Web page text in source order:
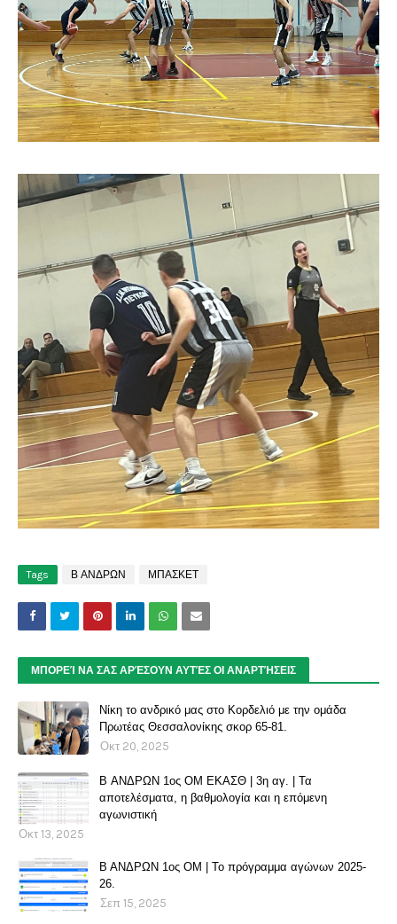
Tags Β ΑΝΔΡΩΝ ΜΠΑΣΚΕΤ
ΜΠΟΡΕΊ ΝΑ ΣΑΣ ΑΡΈΣΟΥΝ ΑΥΤΈΣ ΟΙ ΑΝΑΡΤΉΣΕΙΣ
Νίκη το ανδρικό μας στο Κορδελιό με την ομάδα
Πρωτέας Θεσσαλονίκης σκορ 65-81.
Οκτ 20, 2025
B ΑΝΔΡΩΝ 1ος ΟΜ ΕΚΑΣΘ | 3η αγ. | Τα
αποτελέσματα, η βαθμολογία και η επόμενη
αγωνιστική
Οκτ 13, 2025
Β ΑΝΔΡΩΝ 1ος ΟΜ | Το πρόγραμμα αγώνων 2025-
26.
Σεπ 15, 2025